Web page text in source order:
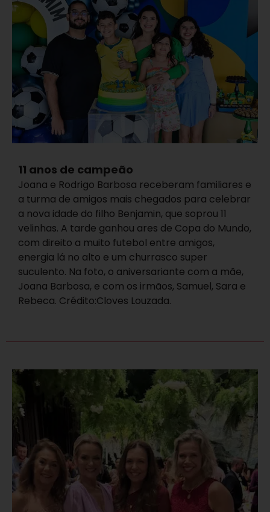
11 anos de campeão
Joana e Rodrigo Barbosa receberam familiares e
a turma de amigos mais chegados para celebrar
a nova idade do filho Benjamin, que soprou 11
velinhas. A tarde ganhou ares de Copa do Mundo,
com direito a muito futebol entre amigos,
energia lá no alto e um churrasco super
suculento. Na foto, o aniversariante com a mãe,
Joana Barbosa, e com os irmãos, Samuel, Sara e
Rebeca. Crédito:Cloves Louzada.